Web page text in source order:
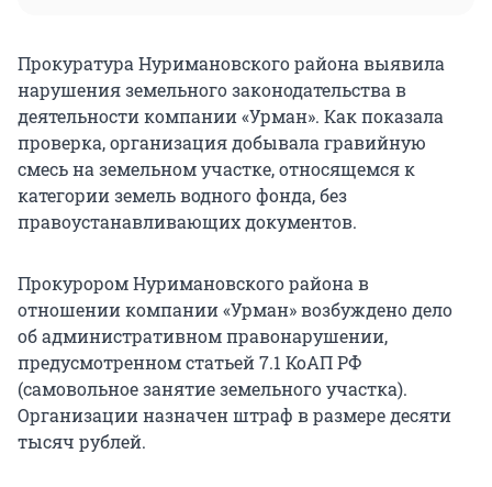
Прокуратура Нуримановского района выявила
нарушения земельного законодательства в
деятельности компании «Урман». Как показала
проверка, организация добывала гравийную
смесь на земельном участке, относящемся к
категории земель водного фонда, без
правоустанавливающих документов.
Прокурором Нуримановского района в
отношении компании «Урман» возбуждено дело
об административном правонарушении,
предусмотренном статьей 7.1 КоАП РФ
(самовольное занятие земельного участка).
Организации назначен штраф в размере десяти
тысяч рублей.